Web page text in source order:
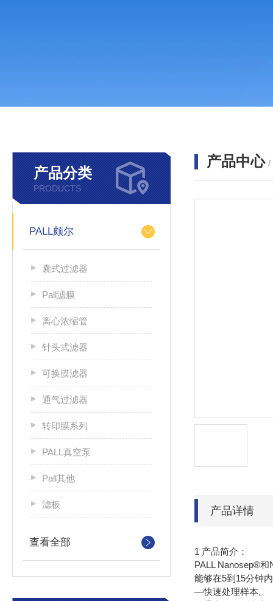
产品分类
PRODUCTS
PALL颇尔
囊式过滤器
Pall滤膜
离心浓缩管
针头式滤器
可换膜滤器
通气过滤器
转印膜系列
PALL真空泵
Pall其他
滤板
查看全部
产品中心 /
产品详情
1 产品简介：
PALL Nanosep®
能够在5到15分钟
—快速处理样本。